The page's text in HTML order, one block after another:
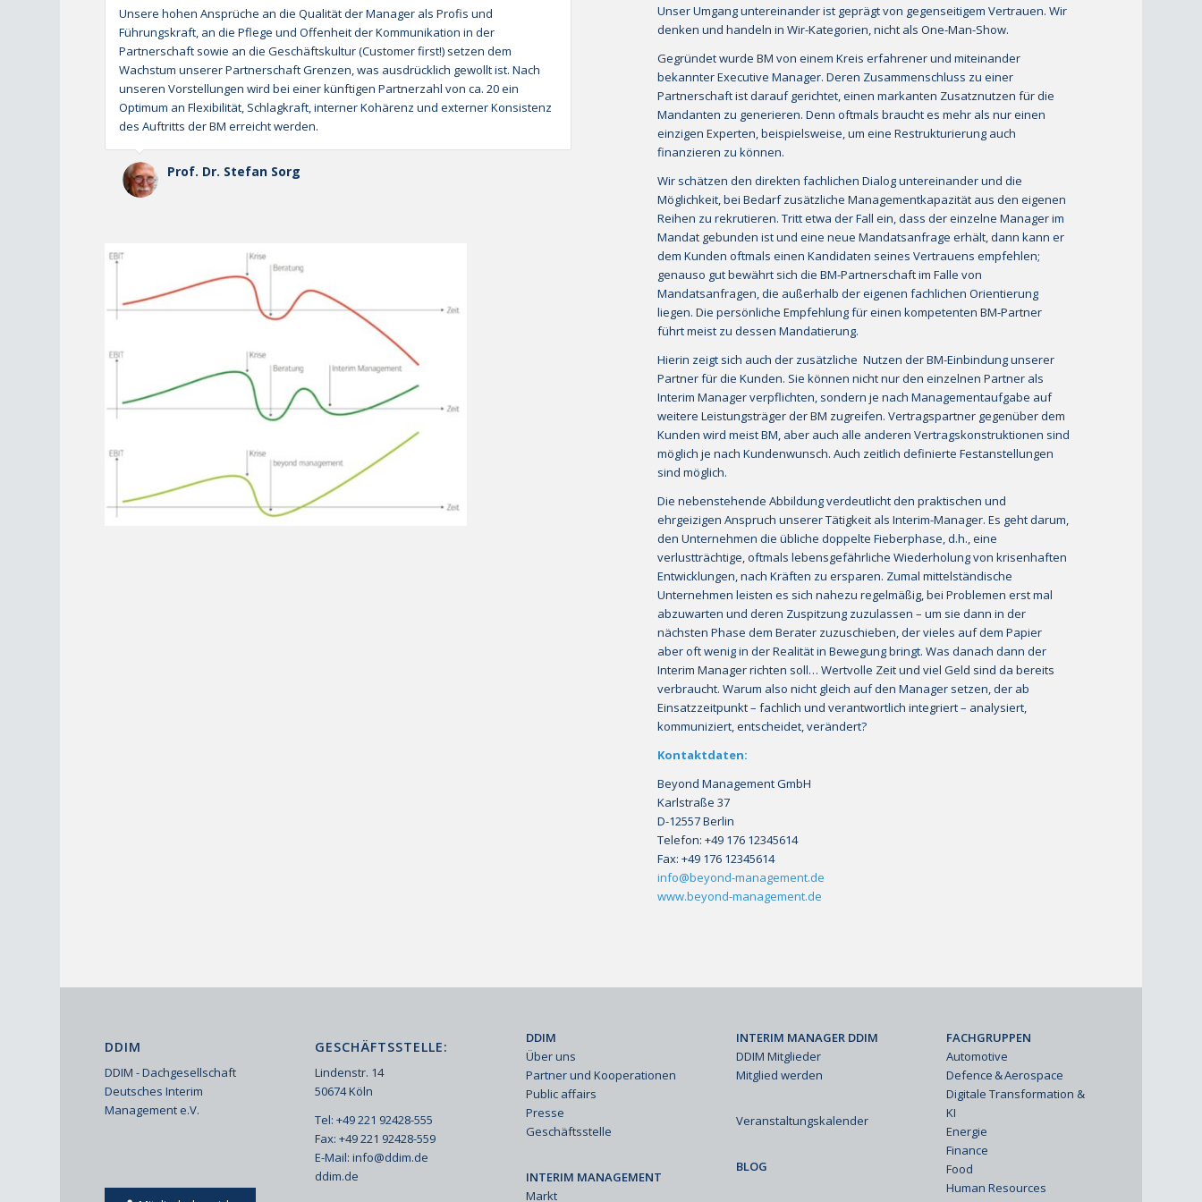
Unsere hohen Ansprüche an die Qualität der Manager als Profis und
Führungskraft, an die Pflege und Offenheit der Kommunikation in der
Partnerschaft sowie an die Geschäftskultur (Customer first!) setzen dem
Wachstum unserer Partnerschaft Grenzen, was ausdrücklich gewollt ist. Nach
unseren Vorstellungen wird bei einer künftigen Partnerzahl von ca. 20 ein
Optimum an Flexibilität, Schlagkraft, interner Kohärenz und externer Konsistenz
des Auftritts der BM erreicht werden.
Prof. Dr. Stefan Sorg
Unser Umgang untereinander ist geprägt von gegenseitigem Vertrauen. Wir
denken und handeln in Wir-Kategorien, nicht als One-Man-Show.
Gegründet wurde BM von einem Kreis erfahrener und miteinander
bekannter Executive Manager. Deren Zusammenschluss zu einer
Partnerschaft ist darauf gerichtet, einen markanten Zusatznutzen für die
Mandanten zu generieren. Denn oftmals braucht es mehr als nur einen
einzigen Experten, beispielsweise, um eine Restrukturierung auch
finanzieren zu können.
Wir schätzen den direkten fachlichen Dialog untereinander und die
Möglichkeit, bei Bedarf zusätzliche Managementkapazität aus den eigenen
Reihen zu rekrutieren. Tritt etwa der Fall ein, dass der einzelne Manager im
Mandat gebunden ist und eine neue Mandatsanfrage erhält, dann kann er
dem Kunden oftmals einen Kandidaten seines Vertrauens empfehlen;
genauso gut bewährt sich die BM-Partnerschaft im Falle von
Mandatsanfragen, die außerhalb der eigenen fachlichen Orientierung
liegen. Die persönliche Empfehlung für einen kompetenten BM-Partner
führt meist zu dessen Mandatierung.
Hierin zeigt sich auch der zusätzliche Nutzen der BM-Einbindung unserer
Partner für die Kunden. Sie können nicht nur den einzelnen Partner als
Interim Manager verpflichten, sondern je nach Managementaufgabe auf
weitere Leistungsträger der BM zugreifen. Vertragspartner gegenüber dem
Kunden wird meist BM, aber auch alle anderen Vertragskonstruktionen sind
möglich je nach Kundenwunsch. Auch zeitlich definierte Festanstellungen
sind möglich.
Die nebenstehende Abbildung verdeutlicht den praktischen und
ehrgeizigen Anspruch unserer Tätigkeit als Interim-Manager. Es geht darum,
den Unternehmen die übliche doppelte Fieber­pha­se, d.h., eine
verlustträchtige, oftmals lebensgefährliche Wiederholung von krisenhaften
Ent­wick­lungen, nach Kräften zu ersparen. Zumal mittelständische
Unternehmen leisten es sich nahezu re­gelmäßig, bei Problemen erst mal
abzuwarten und deren Zuspitzung zuzulassen – um sie dann in der
nächsten Phase dem Berater zuzuschieben, der vieles auf dem Papier
aber oft wenig in der Rea­­li­tät in Bewegung bringt. Was danach dann der
Interim Manager richten soll… Wertvolle Zeit und viel Geld sind da bereits
verbraucht. Warum also nicht gleich auf den Manager setzen, der ab
Einsatzzeitpunkt – fachlich und verantwortlich integriert – analysiert,
kommuniziert, entscheidet, verändert?
Kontaktdaten:
Beyond Management GmbH
Karlstraße 37
D-12557 Berlin
Telefon: +49 176 12345614
Fax: +49 176 12345614
info@beyond-management.de
www.beyond-management.de
DDIM
DDIM - Dachgesellschaft
Deutsches Interim
Management e.V.
GESCHÄFTSSTELLE:
Lindenstr. 14
50674 Köln
Tel: +49 221 92428-555
Fax: +49 221 92428-559
E-Mail:info@ddim.de
ddim.de
DDIM
Über uns
Partner und Kooperationen
Public affairs
Presse
Geschäftsstelle
INTERIM MANAGEMENT
Markt
INTERIM MANAGER DDIM
DDIM Mitglieder
Mitglied werden
Veranstaltungskalender
BLOG
FACHGRUPPEN
Automotive
Defence & Aerospace
Digitale Transformation &
KI
Energie
Finance
Food
Human Resources